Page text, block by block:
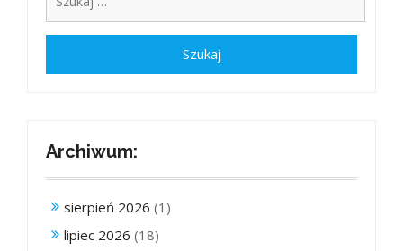
Archiwum:
sierpień 2026 (1)
lipiec 2026 (18)